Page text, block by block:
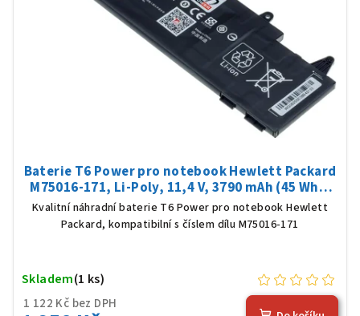
Baterie T6 Power pro notebook Hewlett Packard
M75016-171, Li-Poly, 11,4 V, 3790 mAh (45 Wh),
černá
Kvalitní náhradní baterie T6 Power pro notebook Hewlett
Packard, kompatibilní s číslem dílu M75016-171
1 122 Kč bez DPH
Skladem(1 ks)